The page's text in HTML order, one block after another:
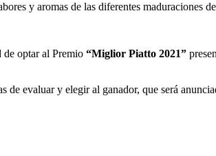
y aromas de las diferentes maduraciones
de optar al Premio “Miglior Piatto 2021”
evaluar y elegir al ganador, que será